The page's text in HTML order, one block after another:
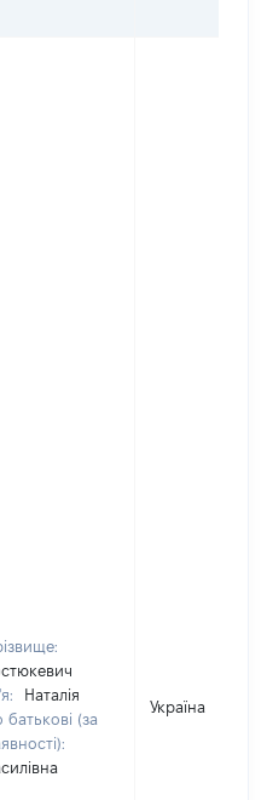
Наталія
батькові (за
Україна